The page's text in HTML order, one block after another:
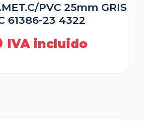
PVC 25mm GRIS
61386-23 4322
IVA incluido